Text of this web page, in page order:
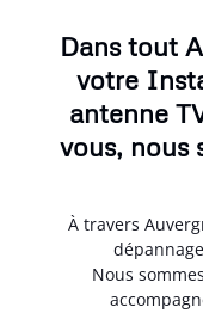
Dans tout
votre
antenne
vous, nous
À travers
Nous